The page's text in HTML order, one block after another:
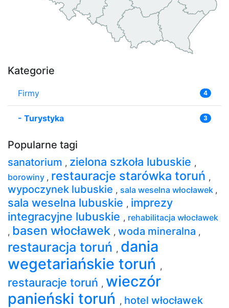
Kategorie
Firmy 4
- Turystyka 3
Popularne tagi
sanatorium , zielona szkoła lubuskie ,
borowiny , restauracje starówka toruń ,
wypoczynek lubuskie , sala weselna włocławek ,
sala weselna lubuskie , imprezy
integracyjne lubuskie , rehabilitacja włocławek
, basen włocławek , woda mineralna ,
restauracja toruń , dania
wegetariańskie toruń ,
restauracje toruń , wieczór
panieński toruń , hotel włocławek